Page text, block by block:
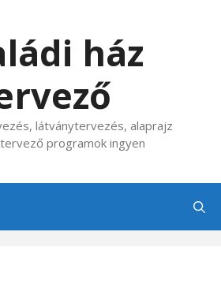
ház
látványtervezés, alaprajz
programok ingyen